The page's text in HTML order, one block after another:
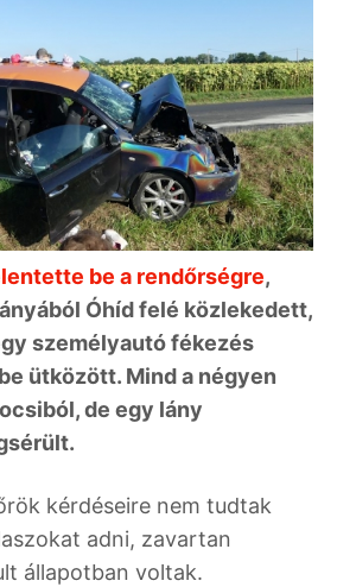
be a rendőrségre,
Óhíd felé közlekedett,
személyautó fékezés
ütközött. Mind a négyen
de egy lány
kérdéseire nem tudtak
adni, zavartan
állapotban voltak.